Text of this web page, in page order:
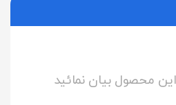
این محصول بیان نمائید